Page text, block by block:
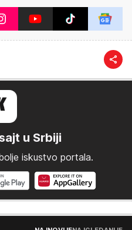
u Srbiji
iskustvo portala.